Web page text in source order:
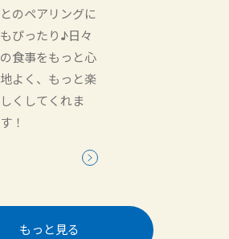
とのペアリングに
もぴったり♪日々
の食事をもっと心
地よく、もっと楽
しくしてくれま
す！
もっと見る